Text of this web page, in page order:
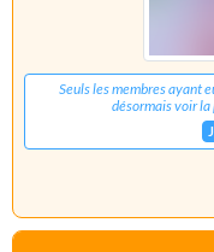
Seuls les membres ayant
désormais voir la